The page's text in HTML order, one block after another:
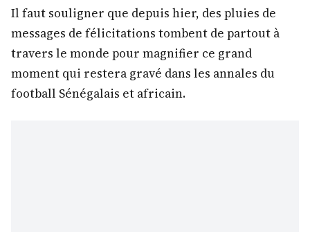
Il faut souligner que depuis hier, des pluies de
messages de félicitations tombent de partout à
travers le monde pour magnifier ce grand
moment qui restera gravé dans les annales du
football Sénégalais et africain.